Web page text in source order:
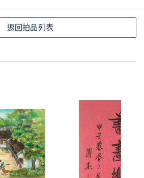
返回拍品列表